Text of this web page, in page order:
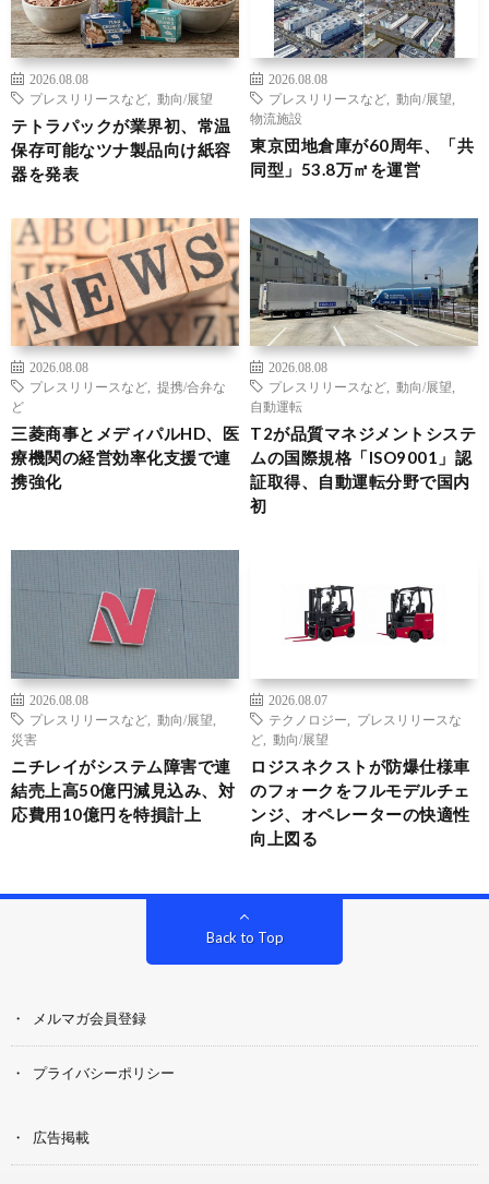
2026.08.08
プレスリリースなど
動向/展望
テトラパックが業界初、常温
保存可能なツナ製品向け紙容
器を発表
2026.08.08
プレスリリースなど
動向/展望
物流施設
東京団地倉庫が60周年、「共
同型」53.8万㎡を運営
2026.08.08
プレスリリースなど
提携/合弁な
ど
三菱商事とメディパルHD、医
療機関の経営効率化支援で連
携強化
2026.08.08
プレスリリースなど
動向/展望
自動運転
T2が品質マネジメントシステ
ムの国際規格「ISO9001」認
証取得、自動運転分野で国内
初
2026.08.08
プレスリリースなど
動向/展望
災害
ニチレイがシステム障害で連
結売上高50億円減見込み、対
応費用10億円を特損計上
2026.08.07
テクノロジー
プレスリリースな
ど
動向/展望
ロジスネクストが防爆仕様車
のフォークをフルモデルチェ
ンジ、オペレーターの快適性
向上図る
Back to Top
メルマガ会員登録
プライバシーポリシー
広告掲載